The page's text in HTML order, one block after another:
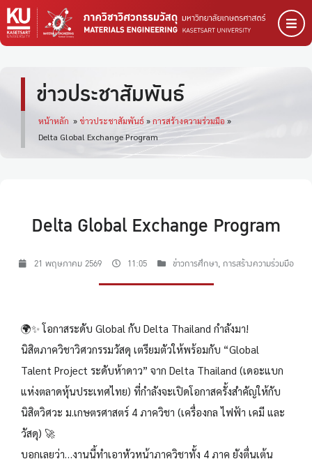
ข่าวประชาสัมพันธ์
หน้าหลัก » ข่าวประชาสัมพันธ์ »การสร้างความร่วมมือ »
Delta Global Exchange Program
Delta Global Exchange Program
21 พฤษภาคม 2569 11:05 ข่าวการศึกษา, การสร้างความร่วมมือ
🌍✨ โอกาสระดับ Global กับ Delta Thailand กำลังมา!
นิสิตภาควิชาวิศวกรรมวัสดุ เตรียมตัวให้พร้อมกับ “Global
Talent Project ระดับห้าดาว” จาก Delta Thailand (เดอะแบก
แห่งตลาดหุ้นประเทศไทย) ที่กำลังจะเปิดโอกาสครั้งสำคัญให้กับ
นิสิตวิศวะ ม.เกษตรศาสตร์ 4 ภาควิชา (เครื่องกล ไฟฟ้า เคมี และ
วัสดุ) 🚀
บอกเลยว่า…งานนี้ทำเอาหัวหน้าภาควิชาทั้ง 4 ภาค ยังตื่นเต้น